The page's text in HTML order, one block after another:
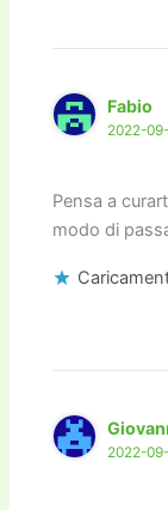
Fabio
2022-
Pensa a
modo di
2022-